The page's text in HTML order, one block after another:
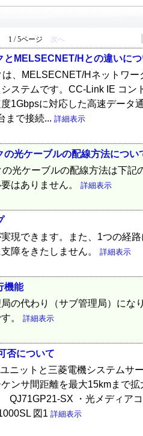
1 / 5ページ 次へ
MELSECNET/Hとの違いにつ
、MELSECNET/Hネットワー
ステムです。CC-Link IE コン
1Gbpsに対応した高速データ
まで接続... 詳細表示
光ケーブルの配線方法につい
光ケーブルの配線方法は下記
はありません。 詳細表示
現できます。また、1つの経
障をきたしません。 詳細表示
機能
の代わり（サブ管理局）にな
。
詳細表示
否について
ニットと三菱電機システムサ
ンサ間距離を最大15kmまで拡
SX ・光メディア
図1 詳細表示